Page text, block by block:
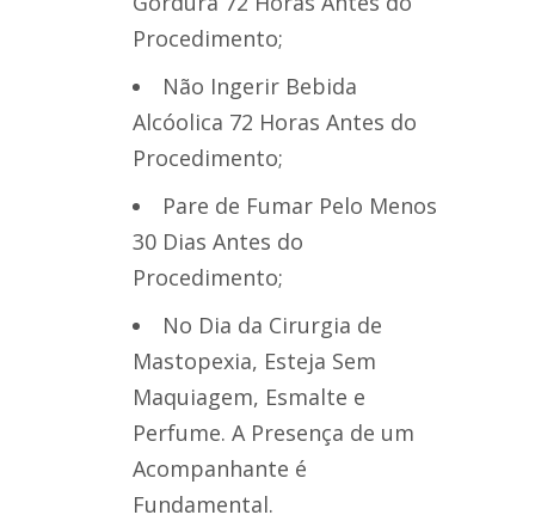
Procedimento;
Não Ingerir Bebida
Alcóolica 72 Horas Antes do
Procedimento;
Pare de Fumar Pelo Menos
30 Dias Antes do
Procedimento;
No Dia da Cirurgia de
Mastopexia, Esteja Sem
Maquiagem, Esmalte e
Perfume. A Presença de um
Acompanhante é
Fundamental.